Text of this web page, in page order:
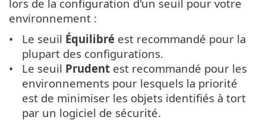
lors de la configuration d'un seuil pour votre
environnement :
Le seuil Équilibré est recommandé pour la
plupart des configurations.
Le seuil Prudent est recommandé pour les
environnements pour lesquels la priorité
est de minimiser les objets identifiés à tort
par un logiciel de sécurité.